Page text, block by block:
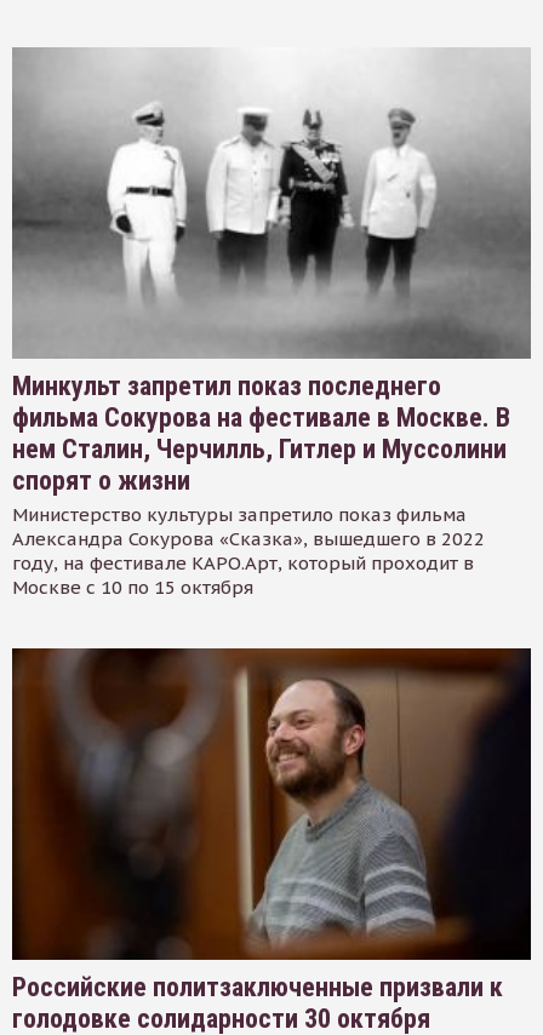
Минкульт запретил показ последнего
фильма Сокурова на фестивале в Москве. В
нем Сталин, Черчилль, Гитлер и Муссолини
спорят о жизни
Министерство культуры запретило показ фильма
Александра Сокурова «Сказка», вышедшего в 2022
году, на фестивале КАРО.Арт, который проходит в
Москве с 10 по 15 октября
Российские политзаключенные призвали к
голодовке солидарности 30 октября